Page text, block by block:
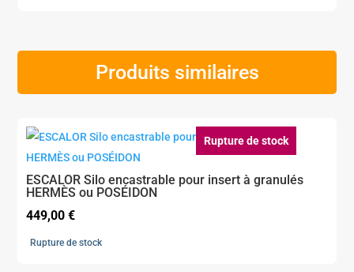
Produits similaires
Rupture de stock
ESCALOR Silo encastrable pour insert à granulés
HERMÈS ou POSÉIDON
449,00€
Rupture de stock